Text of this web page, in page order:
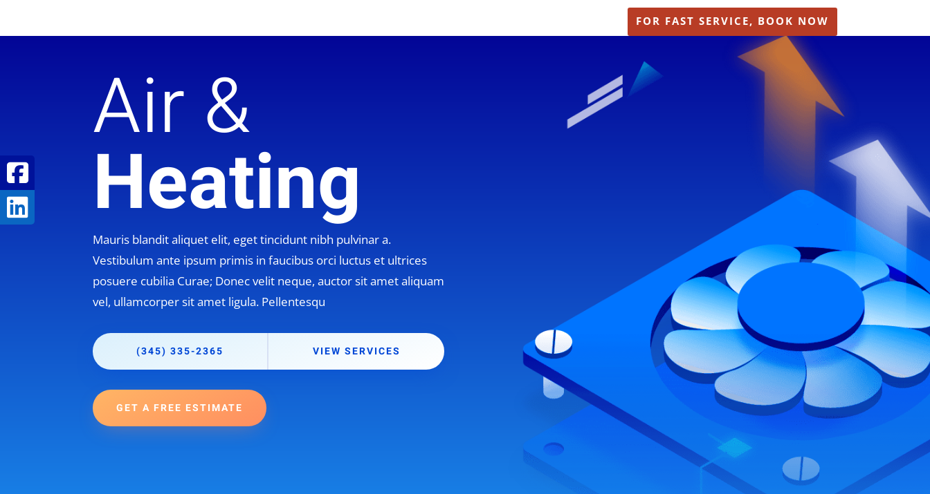
FOR FAST SERVICE, BOOK NOW
Air &
Heating
Mauris blandit aliquet elit, eget tincidunt nibh pulvinar a.
Vestibulum ante ipsum primis in faucibus orci luctus et ultrices
posuere cubilia Curae; Donec velit neque, auctor sit amet aliquam
vel, ullamcorper sit amet ligula. Pellentesqu
(345) 335-2365 VIEW SERVICES
GET A FREE ESTIMATE